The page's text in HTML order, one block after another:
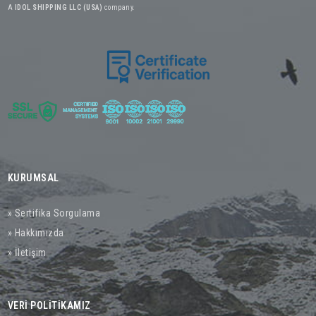
A
IDOL SHIPPING LLC (USA) company.
KURUMSAL
» Sertifika Sorgulama
» Hakkımızda
» İletişim
VERİ POLİTİKAMIZ